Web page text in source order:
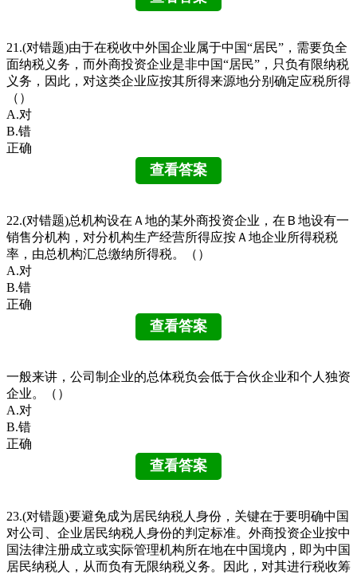
21.(对错题)由于在税收中外国企业属于中国“居民”，需要负全
面纳税义务，而外商投资企业是非中国“居民”，只负有限纳税
义务，因此，对这类企业应按其所得来源地分别确定应税所得
（）
A.对
B.错
正确
22.(对错题)总机构设在Ａ地的某外商投资企业，在Ｂ地设有一
销售分机构，对分机构生产经营所得应按Ａ地企业所得税税
率，由总机构汇总缴纳所得税。（）
A.对
B.错
正确
一般来讲，公司制企业的总体税负会低于合伙企业和个人独资
企业。（）
A.对
B.错
正确
23.(对错题)要避免成为居民纳税人身份，关键在于要明确中国
对公司、企业居民纳税人身份的判定标准。外商投资企业按中
国法律注册成立或实际管理机构所在地在中国境内，即为中国
居民纳税人，从而负有无限纳税义务。因此，对其进行税收筹